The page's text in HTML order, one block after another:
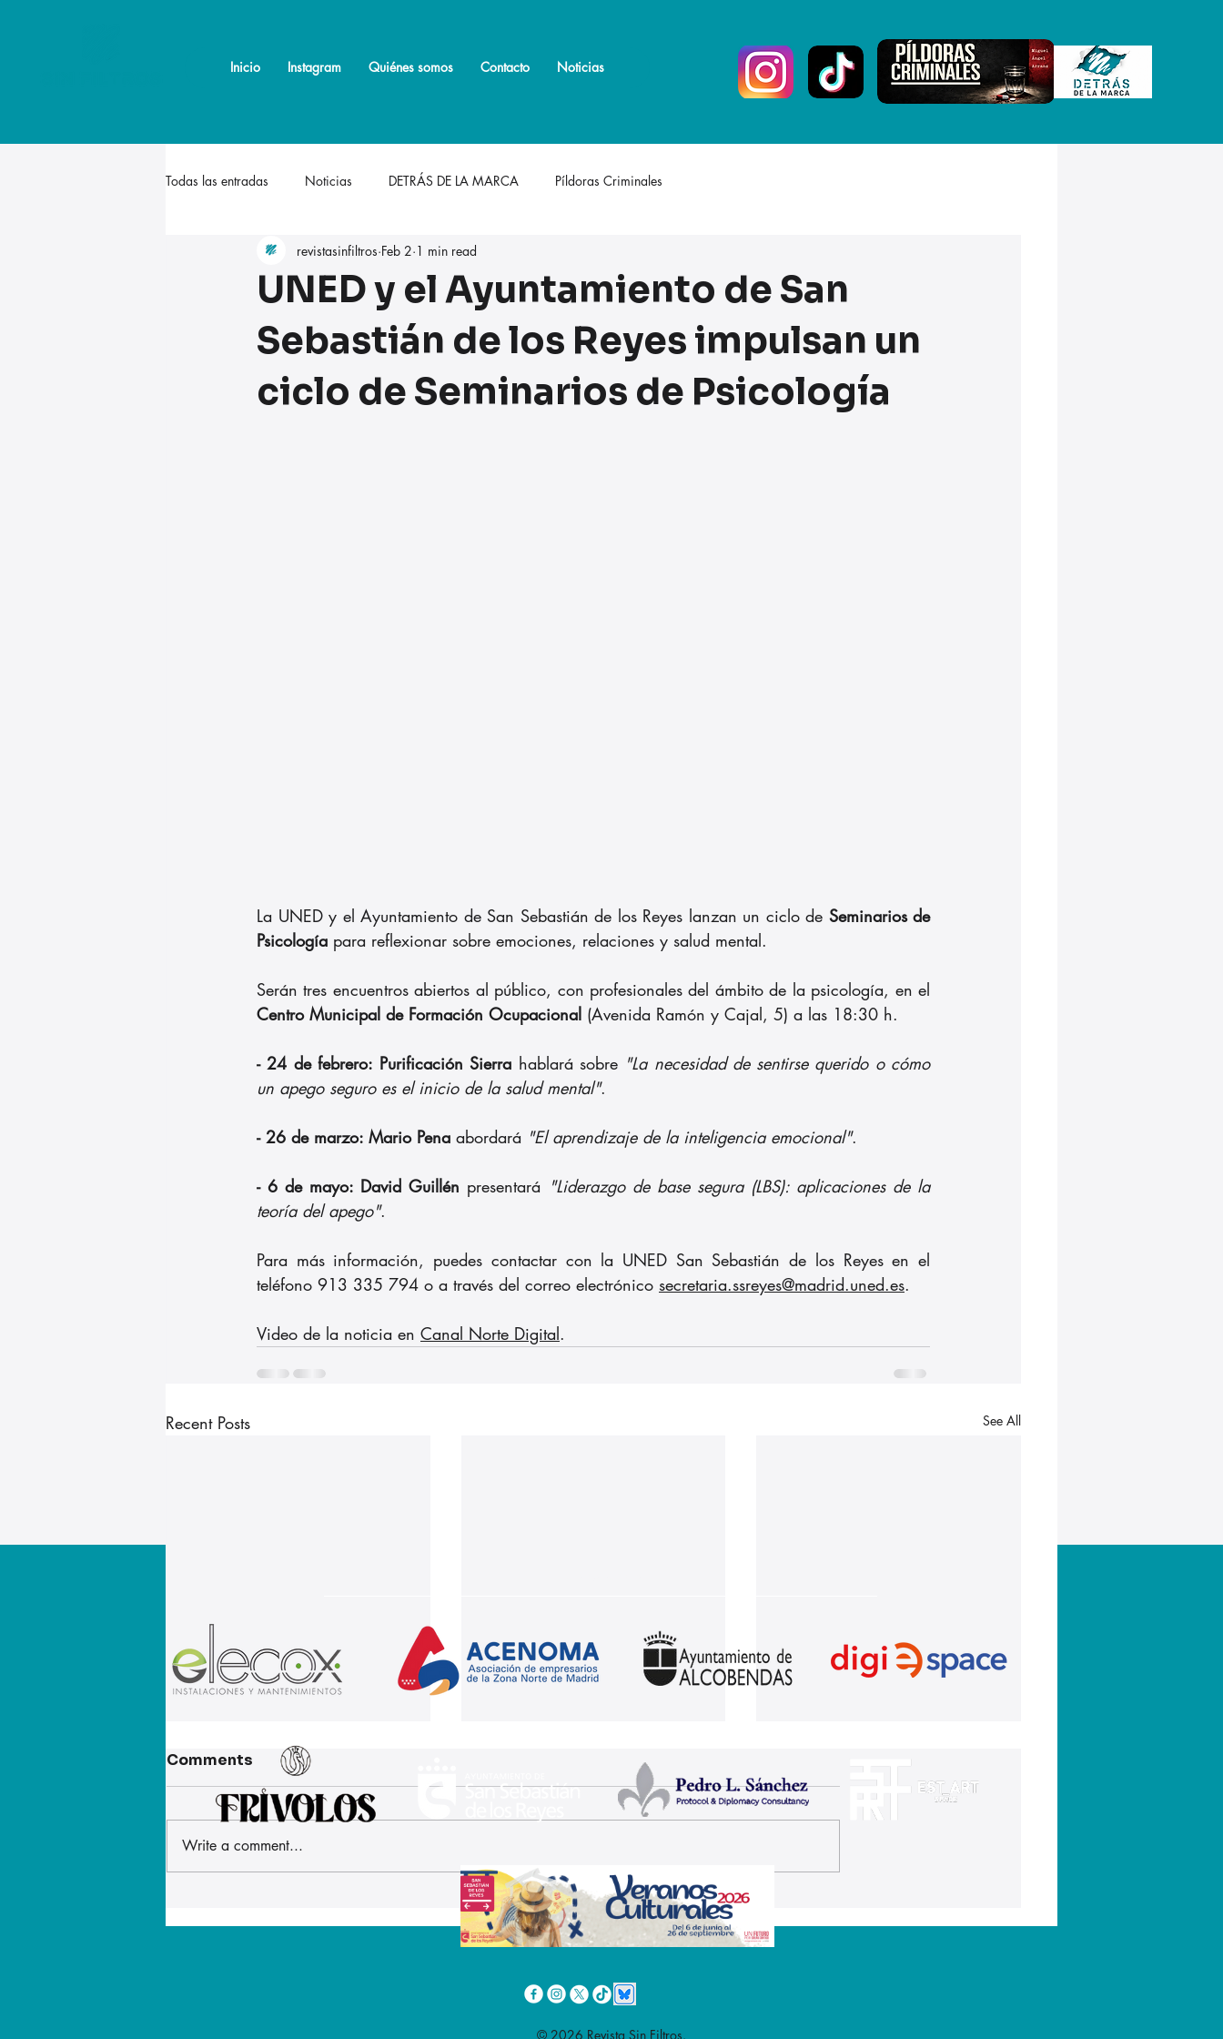
Inicio Instagram Quiénes somos Más
Inicio Instagram Quiénes somos Contacto Noticias
Todas las entradas Noticias DETRÁS DE LA MARCA Píldoras Criminales
UNED y el Ayuntamiento de San
Sebastián de los Reyes impulsan un
ciclo de Seminarios de Psicología
revistasinfiltros Feb 2 1 min read
La UNED y el Ayuntamiento de San Sebastián de los Reyes lanzan un ciclo de Seminarios de
Psicología para reflexionar sobre emociones, relaciones y salud mental.
Centro Municipal de Formación Ocupacional (Avenida Ramón y Cajal, 5) a las 18:30 h.
- 24 de febrero: Purificación Sierra hablará sobre "La necesidad de sentirse querido o cómo
un apego seguro es el inicio de la salud mental".
- 26 de marzo: Mario Pena abordará "El aprendizaje de la inteligencia emocional".
- 6 de mayo: David Guillén presentará "Liderazgo de base segura (LBS): aplicaciones de la
teoría del apego".
Para más información, puedes contactar con la UNED San Sebastián de los Reyes en el
teléfono 913 335 794 o a través del correo electrónico secretaria.ssreyes@madrid.uned.es.
Video de la noticia en Canal Norte Digital.
Recent Posts See All
Las Fiestas de San
Sebastián de los Reyes
se vuelven más inclusivas
Comments
Write a comment...
© 2026 Revista Sin Filtros.